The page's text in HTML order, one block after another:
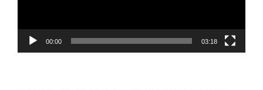
00:00 03:18